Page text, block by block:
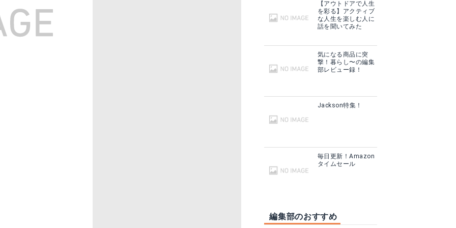
【アウトドアで人生
を彩る】アクティブ
な人生を楽しむ人に
話を聞いてみた
気になる商品に突
撃！暮らし〜の編集
部レビュー録！
Jackson特集！
毎日更新！Amazon
タイムセール
編集部のおすすめ